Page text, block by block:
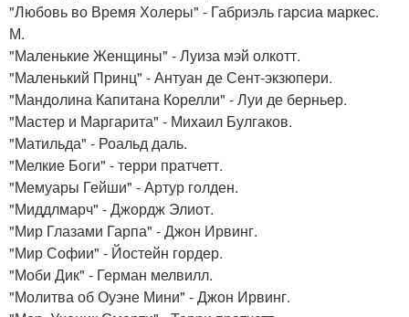
"Любовь во Время Холеры" - Габриэль гарсиа маркес.
М.
"Маленькие Женщины" - Луиза мэй олкотт.
"Маленький Принц" - Антуан де Сент-экзюпери.
"Мандолина Капитана Корелли" - Луи де берньер.
"Мастер и Маргарита" - Михаил Булгаков.
"Матильда" - Роальд даль.
"Мелкие Боги" - терри пратчетт.
"Мемуары Гейши" - Артур голден.
"Миддлмарч" - Джордж Элиот.
"Мир Глазами Гарпа" - Джон Ирвинг.
"Мир Софии" - Йостейн гордер.
"Моби Дик" - Герман мелвилл.
"Молитва об Оуэне Мини" - Джон Ирвинг.